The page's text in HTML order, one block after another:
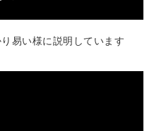
易い様に説明しています